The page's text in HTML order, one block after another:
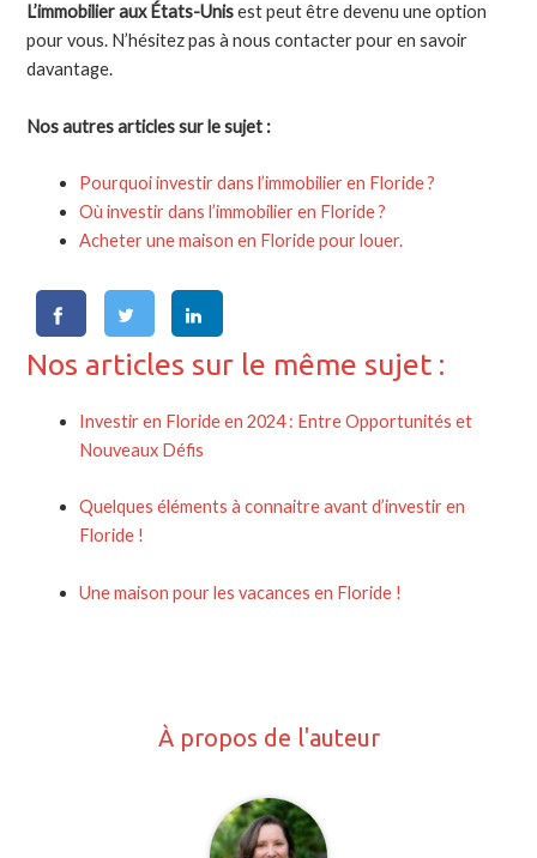
L’immobilier aux États-Unisest peut être devenu une option
pour vous. N’hésitez pas à nous contacter pour en savoir
davantage.
Nos autres articles sur le sujet :
Pourquoi investir dans l’immobilier en Floride ?
Où investir dans l’immobilier en Floride ?
Acheter une maison en Floride pour louer.
Nos articles sur le même sujet :
Investir en Floride en 2024 : Entre Opportunités et
Nouveaux Défis
Quelques éléments à connaitre avant d’investir en
Floride !
Une maison pour les vacances en Floride !
À propos de l'auteur